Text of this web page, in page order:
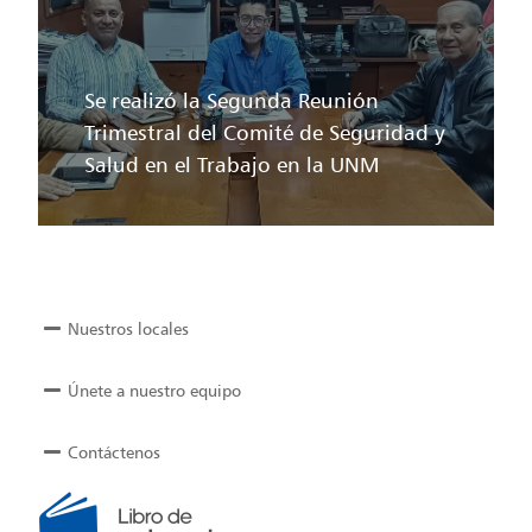
Se realizó la Segunda Reunión
Trimestral del Comité de Seguridad y
Salud en el Trabajo en la UNM
Nuestros locales
Únete a nuestro equipo
Contáctenos